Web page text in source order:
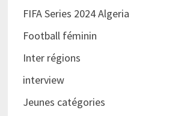
FIFA Series 2024 Algeria
Football féminin
Inter régions
interview
Jeunes catégories